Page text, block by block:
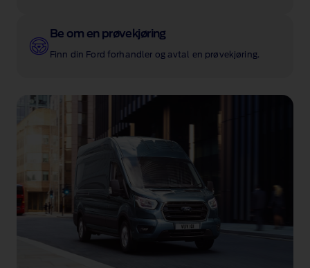
Be om en prøvekjøring
Finn din Ford forhandler og avtal en prøvekjøring.